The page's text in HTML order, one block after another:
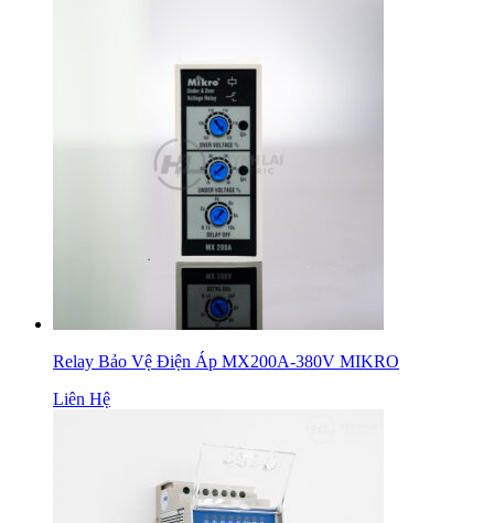
Relay Bảo Vệ Điện Áp MX200A-380V MIKRO
Liên Hệ